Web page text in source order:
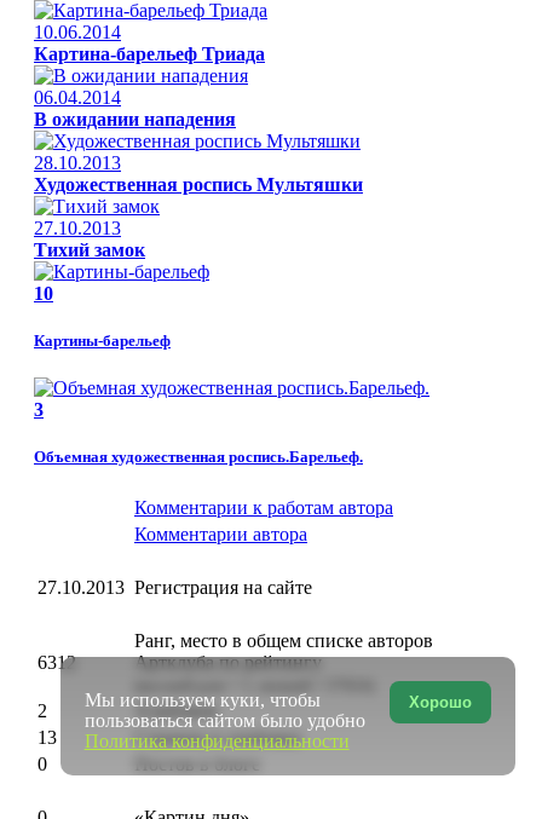
10.06.2014
Картина-барельеф Триада
06.04.2014
В ожидании нападения
28.10.2013
Художественная роспись Мультяшки
27.10.2013
Тихий замок
10
Картины-барельеф
3
Объемная художественная роспись.Барельеф.
Комментарии к работам автора
Комментарии автора
27.10.2013 Регистрация на сайте
6312
Ранг, место в общем списке авторов
Артклуба по рейтингу
2
Альбомов
13
Страниц в альбомах
0
Хорошо
Мы используем куки, чтобы
пользоваться сайтом было удобно
Политика конфиденциальности